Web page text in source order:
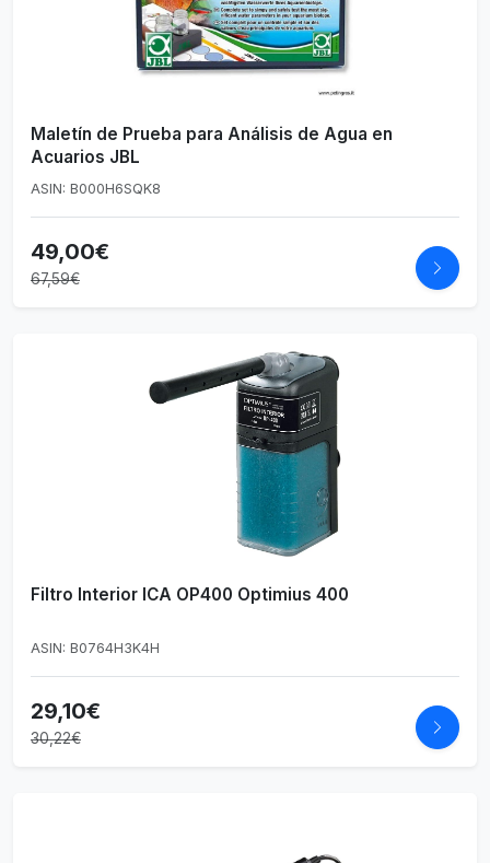
Maletín de Prueba para Análisis de Agua en
Acuarios JBL
ASIN: B000H6SQK8
49,00€
67,59€
Filtro Interior ICA OP400 Optimius 400
ASIN: B0764H3K4H
29,10€
30,22€